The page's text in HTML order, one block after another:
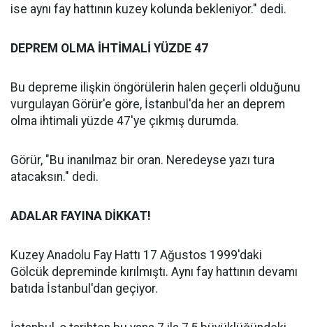
ise aynı fay hattının kuzey kolunda bekleniyor." dedi.
DEPREM OLMA İHTİMALİ YÜZDE 47
Bu depreme ilişkin öngörülerin halen geçerli olduğunu
vurgulayan Görür'e göre, İstanbul'da her an deprem
olma ihtimali yüzde 47'ye çıkmış durumda.
Görür, "Bu inanılmaz bir oran. Neredeyse yazı tura
atacaksın." dedi.
ADALAR FAYINA DİKKAT!
Kuzey Anadolu Fay Hattı 17 Ağustos 1999'daki
Gölcük depreminde kırılmıştı. Aynı fay hattının devamı
batıda İstanbul'dan geçiyor.